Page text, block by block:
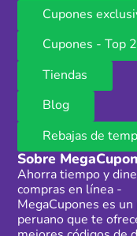
Cupones
Cupones - Top
Tiendas
Blog
Rebajas de
Sobre
Ahorra tiempo y
compras en línea -
MegaCupones es
peruano que te